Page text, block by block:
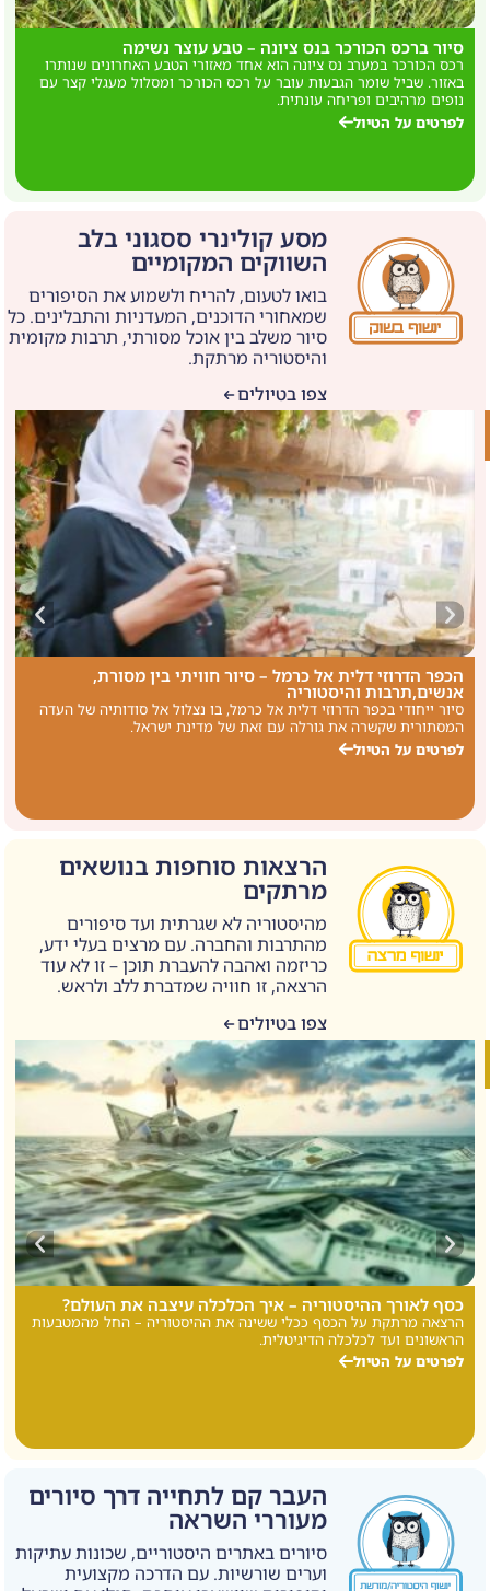
סיור ברכס הכורכר בנס ציונה – טבע עוצר נשימה
רכס הכורכר במערב נס ציונה הוא אחד מאזורי הטבע האחרונים שנותרו
באזור. שביל שומר הגבעות עובר על רכס הכורכר ומסלול מעגלי קצר עם
נופים מרהיבים ופריחה עונתית.
לפרטים על הטיול
הכפר הדרוזי דלית אל כרמל – סיור חוויתי בין מסורת,
אנשים,תרבות והיסטוריה
סיור ייחודי בכפר הדרוזי דלית אל כרמל, בו נצלול אל סודותיה של העדה
המסתורית שקשרה את גורלה עם זאת של מדינת ישראל.
לפרטים על הטיול
מסע קולינרי ססגוני בלב
השווקים המקומיים
בואו לטעום, להריח ולשמוע את הסיפורים
שמאחורי הדוכנים, המעדניות והתבלינים. כל
סיור משלב בין אוכל מסורתי, תרבות מקומית
והיסטוריה מרתקת.
צפו בטיולים
כסף לאורך ההיסטוריה – איך הכלכלה עיצבה את העולם?
הרצאה מרתקת על הכסף ככלי ששינה את ההיסטוריה – החל מהמטבעות
הראשונים ועד לכלכלה הדיגיטלית.
לפרטים על הטיול
הרצאות סוחפות בנושאים
מרתקים
מהיסטוריה לא שגרתית ועד סיפורים
מהתרבות והחברה. עם מרצים בעלי ידע,
כריזמה ואהבה להעברת תוכן – זו לא עוד
הרצאה, זו חוויה שמדברת ללב ולראש.
צפו בטיולים
העבר קם לתחייה דרך סיורים
מעוררי השראה
סיורים באתרים היסטוריים, שכונות עתיקות
וערים שורשיות. עם הדרכה מקצועית